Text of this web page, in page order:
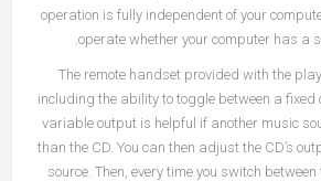
operation is fully independent of your
operate whether your computer has a
The remote handset provided with the
including the ability to toggle between a fixed
variable output is helpful if another music
than the CD. You can then adjust the CD’s
source. Then, every time you switch